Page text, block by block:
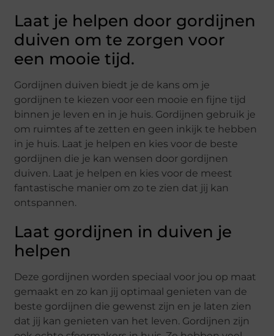
Laat je helpen door gordijnen
duiven om te zorgen voor
een mooie tijd.
Gordijnen duiven biedt je de kans om je
gordijnen te kiezen voor een mooie en fijne tijd
binnen je leven en in je huis. Gordijnen gebruik je
om ruimtes af te zetten en geen inkijk te hebben
in je huis. Laat je helpen en kies voor de beste
gordijnen die je kan wensen door gordijnen
duiven. Laat je helpen en kies voor de meest
fantastische manier om zo te zien dat jij kan
ontspannen.
Laat gordijnen in duiven je
helpen
Deze gordijnen worden speciaal voor jou op maat
gemaakt en zo kan jij optimaal genieten van de
beste gordijnen die gewenst zijn en je laten zien
dat jij kan genieten van het leven. Gordijnen zijn